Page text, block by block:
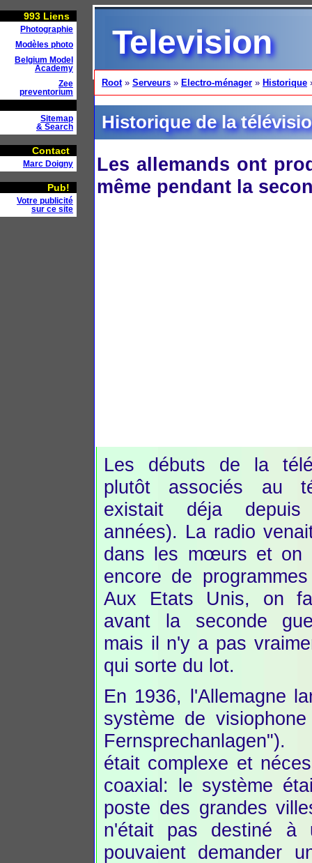
993 Liens
Photographie
Modèles photo
Belgium Model
Academy
Zee
preventorium
Sitemap
& Search
Contact
Marc Doigny
Pub!
Votre publicité
sur ce site
Television
Root» Serveurs » Electro-ménager » Historique
Historique de la
Les allemands ont
même pendant la
Les débuts de la
plutôt associés au
existait déja
années). La radio
dans les mœurs et on
encore de
Aux Etats Unis, on
avant la seconde
mais il n'y a pas
qui sorte du lot.
En 1936, l'Allemagne
système de
était complexe et
coaxial: le système
poste des grandes
n'était pas destiné à
pouvaient demander